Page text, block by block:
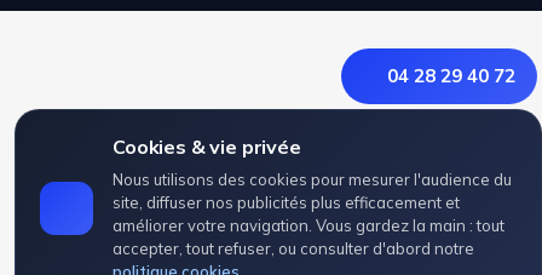
04 28 29 40 72
Cookies & vie privée
Nous utilisons des cookies pour mesurer l'audience du
site, diffuser nos publicités plus efficacement et
améliorer votre navigation. Vous gardez la main : tout
accepter, tout refuser, ou consulter d'abord notre